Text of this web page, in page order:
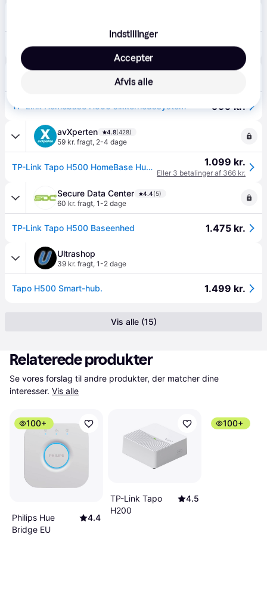
TP-Link Homebase H500 sikkerhedssystem 999 kr.
Bilka 4.6(89)
3 dage
TP-Link Homebase H500 sikkerhedssystem 999 kr.
avXperten 4.8(428)
59 kr. fragt, 2-4 dage
TP-Link Tapo H500 HomeBase Hub - WiFi, 16GB eMMC - Hvid 1.099 kr.
Eller 3 betalinger af 366 kr.
Secure Data Center 4.4(5)
60 kr. fragt, 1-2 dage
TP-Link Tapo H500 Baseenhed 1.475 kr.
Ultrashop
39 kr. fragt, 1-2 dage
Tapo H500 Smart-hub. 1.499 kr.
Vis alle (15)
Relaterede produkter
Se vores forslag til andre produkter, der matcher dine
interesser. Vis alle
100+
Philips Hue
Bridge EU
4.4
TP-Link Tapo
H200
4.5
100+
Indstillinger
Afvis alle
Accepter